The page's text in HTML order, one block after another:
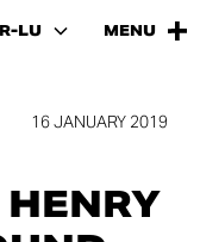
LU MENU
16 JANUARY 2019